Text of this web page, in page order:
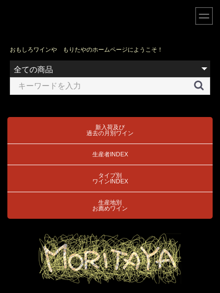
おもしろワインや もりたやのホームページにようこそ！
新入荷及び
過去の月別ワイン
生産者INDEX
タイプ別
ワインINDEX
生産地別
お薦めワイン